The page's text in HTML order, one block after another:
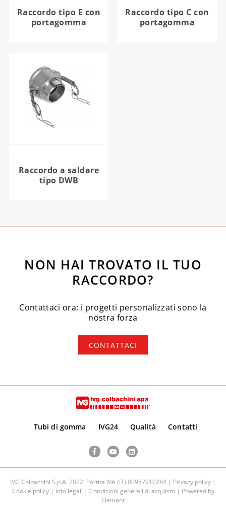
Raccordo tipo E con
portagomma
Raccordo tipo C con
portagomma
Raccordo a saldare
tipo DWB
NON HAI TROVATO IL TUO
RACCORDO?
Contattaci ora: i progetti personalizzati sono la
nostra forza
CONTATTACI
Tubi di gomma IVG24 Qualità Contatti
FacebookYouTubeLinkedIn
IVG Colbachini S.p.A. 2022, Partita IVA (IT) 00957910284 | Privacy policy |
Cookie policy| Info legali | Condizioni generali di acquisto| Powered by
Element